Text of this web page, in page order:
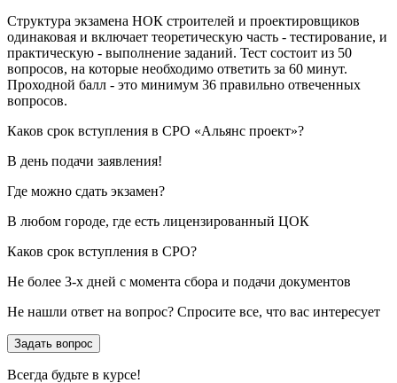
Структура экзамена НОК строителей и проектировщиков
одинаковая и включает теоретическую часть - тестирование, и
практическую - выполнение заданий. Тест состоит из 50
вопросов, на которые необходимо ответить за 60 минут.
Проходной балл - это минимум 36 правильно отвеченных
вопросов.
Каков срок вступления в СРО «Альянс проект»?
В день подачи заявления!
Где можно сдать экзамен?
В любом городе, где есть лицензированный ЦОК
Каков срок вступления в СРО?
Не более 3-х дней с момента сбора и подачи документов
Не нашли ответ на вопрос? Спросите все, что вас интересует
Задать вопрос
Всегда будьте в курсе!